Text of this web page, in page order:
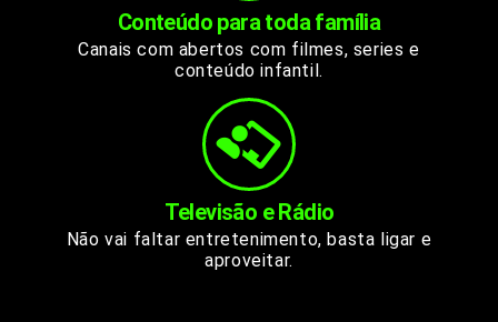
Conteúdo para toda família
Canais com abertos com filmes, series e
conteúdo infantil.
Televisão e Rádio
Não vai faltar entretenimento, basta ligar e
aproveitar.